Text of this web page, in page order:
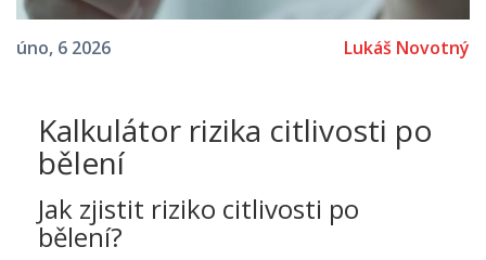
úno, 6 2026 Lukáš Novotný
Kalkulátor rizika citlivosti po
bělení
Jak zjistit riziko citlivosti po
bělení?